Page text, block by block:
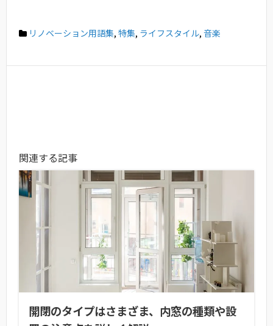
リノベーション用語集, 特集, ライフスタイル, 音楽
関連する記事
開閉のタイプはさまざま、内窓の種類や設